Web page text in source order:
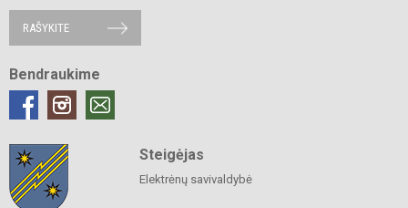
RAŠYKITE
Bendraukime
Steigėjas
Elektrėnų savivaldybė